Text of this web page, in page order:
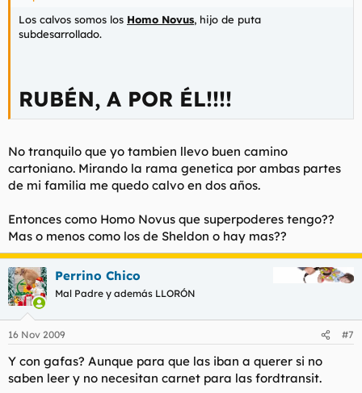
Los calvos somos los Homo Novus, hijo de puta
subdesarrollado.
RUBÉN, A POR ÉL!!!!
No tranquilo que yo tambien llevo buen camino
cartoniano. Mirando la rama genetica por ambas partes
de mi familia me quedo calvo en dos años.
Entonces como Homo Novus que superpoderes tengo??
Mas o menos como los de Sheldon o hay mas??
Perrino Chico
Mal Padre y además LLORÓN
16 Nov 2009 #7
Y con gafas? Aunque para que las iban a querer si no
saben leer y no necesitan carnet para las fordtransit.